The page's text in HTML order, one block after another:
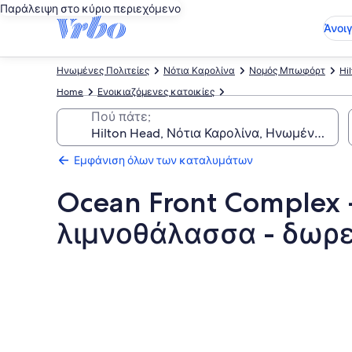
Παράλειψη στο κύριο περιεχόμενο
Νομός Μπωφόρτ
Νότια Καρολίνα
Ηνωμένες Πολιτείες
Ενοικιαζόμενες κατοικίες
Home
Πού πάτε;
Εμφάνιση όλων των καταλυμάτων
Ocean Front Complex
λιμνοθάλασσα -